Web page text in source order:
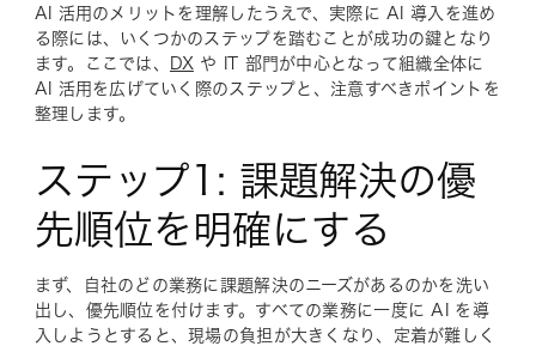
AI 活用のメリットを理解したうえで、実際に AI 導入を進め
る際には、いくつかのステップを踏むことが成功の鍵となり
ます。ここでは、
DX や IT 部門が中心となって組織全体に
AI 活用を広げていく際のステップと、注意すべきポイントを
整理します。
ステップ1: 課題解決の優
先順位を明確にする
まず、自社のどの業務に課題解決のニーズがあるのかを洗い
出し、優先順位を付けます。すべての業務に一度に AI を導
入しようとすると、現場の負担が大きくなり、定着が難しく